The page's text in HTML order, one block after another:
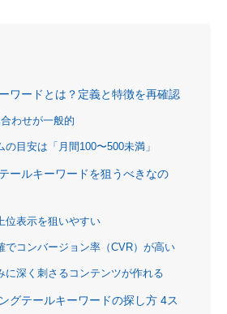
ワードとは？定義と特徴を再確認
わせが一般的
の目安は「月間100〜500未満」
ールキーワードを狙うべきなの
位表示を狙いやすい
でコンバージョン率（CVR）が高い
に深く刺さるコンテンツが作れる
グテールキーワードの探し方 4ス